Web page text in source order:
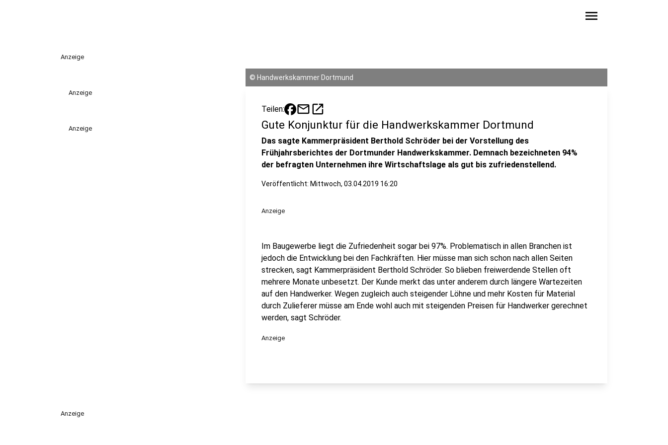
menu
Anzeige
Anzeige
Anzeige
© Handwerkskammer Dortmund
Teilen: mailopen_in_new
Gute Konjunktur für die Handwerkskammer Dortmund
Das sagte Kammerpräsident Berthold Schröder bei der Vorstellung des
Frühjahrsberichtes der Dortmunder Handwerkskammer. Demnach bezeichneten 94%
der befragten Unternehmen ihre Wirtschaftslage als gut bis zufriedenstellend.
Veröffentlicht: Mittwoch, 03.04.2019 16:20
Anzeige
Im Baugewerbe liegt die Zufriedenheit sogar bei 97%. Problematisch in allen Branchen ist
jedoch die Entwicklung bei den Fachkräften. Hier müsse man sich schon nach allen Seiten
strecken, sagt Kammerpräsident Berthold Schröder. So blieben freiwerdende Stellen oft
mehrere Monate unbesetzt. Der Kunde merkt das unter anderem durch längere Wartezeiten
auf den Handwerker. Wegen zugleich auch steigender Löhne und mehr Kosten für Material
durch Zulieferer müsse am Ende wohl auch mit steigenden Preisen für Handwerker gerechnet
werden, sagt Schröder.
Anzeige
Anzeige